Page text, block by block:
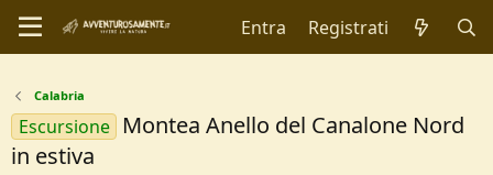
Entra Registrati
Calabria
Escursione
Montea Anello del Canalone Nord
in estiva